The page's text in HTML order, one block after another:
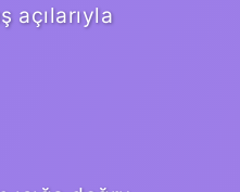
açılarıyla